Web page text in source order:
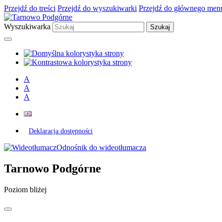
Przejdź do treści Przejdź do wyszukiwarki Przejdź do głównego
Wyszukiwarka
A
A
A
Deklaracja dostępności
Odnośnik do wideotłumacza
Tarnowo Podgórne
Poziom bliżej